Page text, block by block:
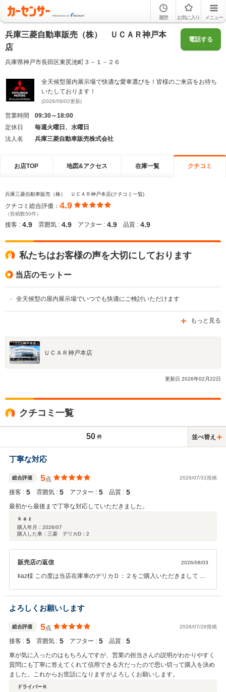
履歴 お気に入り メニュー
兵庫三菱自動車販売（株） ＵＣＡＲ神戸本
店
兵庫県神戸市長田区東尻池町３－１－２６
電話する
全天候型屋内展示場で快適な愛車選びを！皆様のご来店をお待ち
いたしております！
(2026/08/02更新)
営業時間
09:30～18:00
定休日
毎週火曜日、水曜日
法人名
兵庫三菱自動車販売株式会社
お店TOP 地図&アクセス 在庫一覧 クチコミ
兵庫三菱自動車販売（株） ＵＣＡＲ神戸本店(クチコミ一覧)
クチコミ総合評価： 4.9
（投稿数50件）
接客 : 4.9 雰囲気 : 4.9 アフター : 4.9 品質 : 4.9
私たちはお客様の声を大切にしております
当店のモットー
全天候型の屋内展示場でいつでも快適にご検討いただけます
もっと見る
ＵＣＡＲ神戸本店
更新日 2026年02 月22日
クチコミ一覧
50 件 並べ替え
丁寧な対応
総合評価 5点 2026/07/31投稿
接客 : 5 雰囲気 : 5 アフター : 5 品質 : 5
最初から最後まで丁寧な対応していただきました。
ｋａｚ
購入年月： 2026/07
購入した車：三菱 デリカD：2
販売店の返信 2026/08/03
kaz様 この度は当店在庫車のデリカＤ：２をご購入いただきまして あ
くお願いいたします。
よろしくお願いします
総合評価 5点 2026/07/26投稿
接客 : 5 雰囲気 : 5 アフター : 5 品質 : 5
車が気に入ったのはもちろんですが、営業の担当さんの説明がわかりやすく
質問にも丁寧に答えてくれて信用できる方だったので思い切って購入を決め
ました。これからお世話になりますがよろしくお願いします。
ドライバーＫ